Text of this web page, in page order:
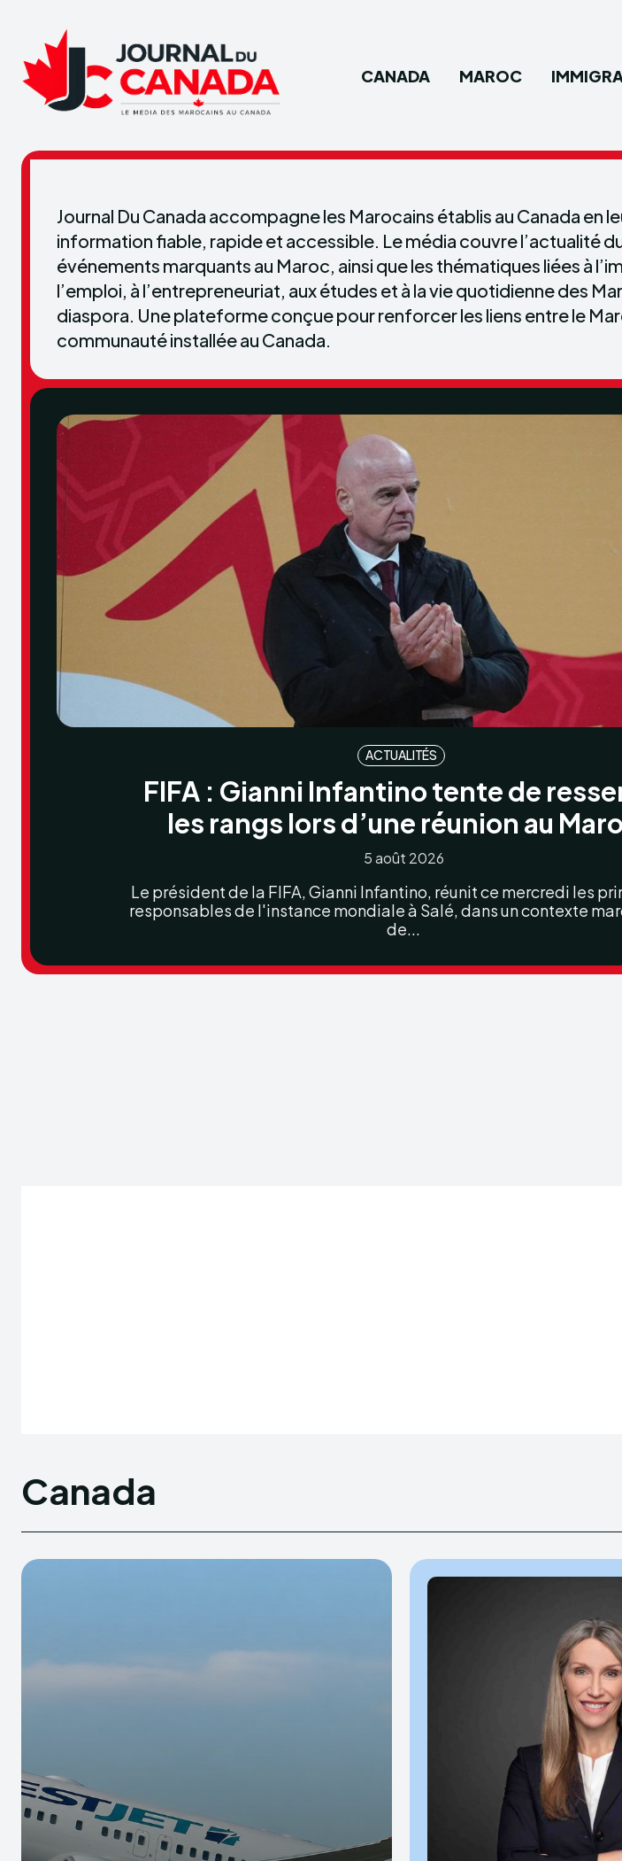
CANADA MAROC
Journal Du Canada accompagne les Marocains établis au Canada en
information fiable, rapide et accessible. Le média couvre l’actualité
événements marquants au Maroc, ainsi que les thématiques liées à
l’emploi, à l’entrepreneuriat, aux études et à la vie quotidienne des
diaspora. Une plateforme conçue pour renforcer les liens entre le
communauté installée au Canada.
ACTUALITÉS
FIFA : Gianni Infantino tente de
les rangs lors d’une réunion au
5 août 2026
Le président de la FIFA, Gianni Infantino, réunit ce mercredi les
responsables de l'instance mondiale à Salé, dans un contexte
de...
Canada